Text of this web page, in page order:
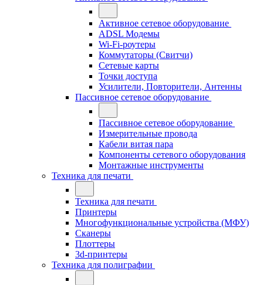
Активное сетевое оборудование
ADSL Модемы
Wi-Fi-роутеры
Коммутаторы (Свитчи)
Сетевые карты
Точки доступа
Усилители, Повторители, Антенны
Пассивное сетевое оборудование
Пассивное сетевое оборудование
Измерительные провода
Кабели витая пара
Компоненты сетевого оборудования
Монтажные инструменты
Техника для печати
Техника для печати
Принтеры
Многофункциональные устройства (МФУ)
Сканеры
Плоттеры
3d-принтеры
Техника для полиграфии